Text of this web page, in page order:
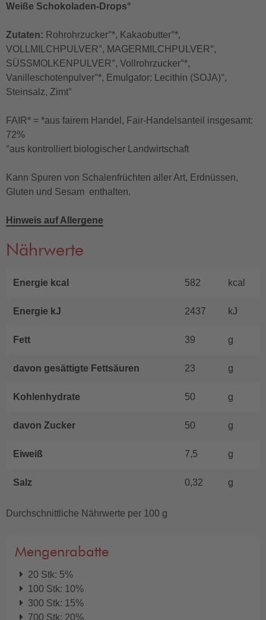
Weiße Schokoladen-Drops°
Zutaten: Rohrohrzucker°*, Kakaobutter°*,
VOLLMILCHPULVER°, MAGERMILCHPULVER°,
SÜSSMOLKENPULVER°, Vollrohrzucker°*,
Vanilleschotenpulver°*, Emulgator: Lecithin (SOJA)°,
Steinsalz, Zimt°
FAIR* = *aus fairem Handel, Fair-Handelsanteil insgesamt:
72%
°aus kontrolliert biologischer Landwirtschaft
Kann Spuren von Schalenfrüchten aller Art, Erdnüssen,
Gluten und Sesam enthalten.
Hinweis auf Allergene
Nährwerte
Energie kcal 582 kcal
Energie kJ 2437 kJ
Fett 39 g
davon gesättigte Fettsäuren 23 g
Kohlenhydrate 50 g
davon Zucker 50 g
Eiweiß 7,5 g
Salz 0,32 g
Durchschnittliche Nährwerte per 100 g
Mengenrabatte
20 Stk: 5%
100 Stk: 10%
300 Stk: 15%
700 Stk: 20%